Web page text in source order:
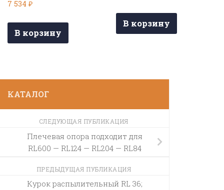
7 534 ₽
В корзину
В корзину
КАТАЛОГ
СЛЕДУЮЩАЯ ПУБЛИКАЦИЯ
Плечевая опора подходит для
RL600 — RL124 — RL204 — RL84
ПРЕДЫДУЩАЯ ПУБЛИКАЦИЯ
Курок распылительный RL 36;